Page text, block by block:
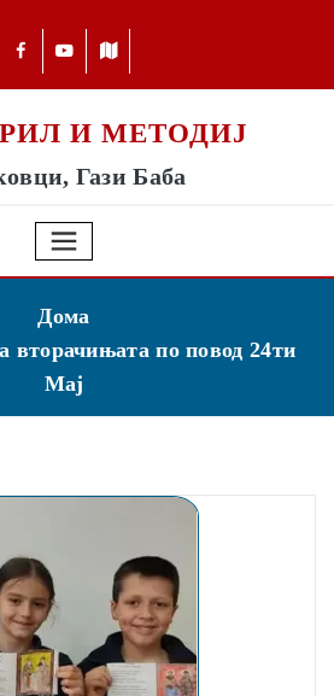
И МЕТОДИЈ
Гази Баба
Дома
вторачињата по повод 24ти
Мај